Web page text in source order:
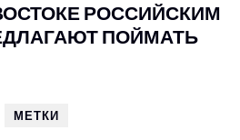
РОССИЙСКИМ
ПОЙМАТЬ
МЕТКИ